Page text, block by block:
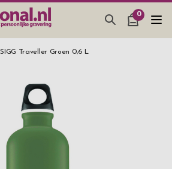
0
2026
Traveller Groen 0,6 L